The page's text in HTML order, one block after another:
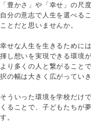
「豊かさ」や「幸せ」の尺
自分の意志で人生を選べる
ことだと思いませんか。
幸せな人生を生きるために
揮し想いを実現できる環境
より多くの人と繋がること
択の幅は大きく広がっていき
そういった環境を学校だけ
くることで、子どもたちが
す。